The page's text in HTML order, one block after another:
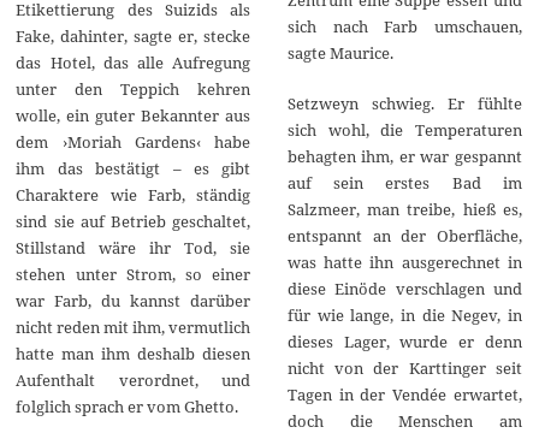
Etikettierung des Suizids als
Fake, dahinter, sagte er, stecke
das Hotel, das alle Aufregung
unter den Teppich kehren
wolle, ein guter Bekannter aus
dem ›Moriah Gardens‹ habe
ihm das bestätigt – es gibt
Charaktere wie Farb, ständig
sind sie auf Betrieb geschaltet,
Stillstand wäre ihr Tod, sie
stehen unter Strom, so einer
war Farb, du kannst darüber
nicht reden mit ihm, vermutlich
hatte man ihm deshalb diesen
Aufenthalt verordnet, und
folglich sprach er vom Ghetto.
sich nach Farb umschauen,
sagte Maurice.
Setzweyn schwieg. Er fühlte
sich wohl, die Temperaturen
behagten ihm, er war gespannt
auf sein erstes Bad im
Salzmeer, man treibe, hieß es,
entspannt an der Oberfläche,
was hatte ihn ausgerechnet in
diese Einöde verschlagen und
für wie lange, in die Negev, in
dieses Lager, wurde er denn
nicht von der Karttinger seit
Tagen in der Vendée erwartet,
doch die Menschen am